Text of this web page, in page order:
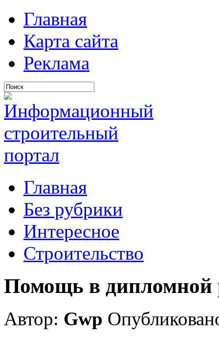
Главная
Карта сайта
Реклама
Главная
Без рубрики
Интересное
Строительство
Помощь в дипломной
Автор: Gwp